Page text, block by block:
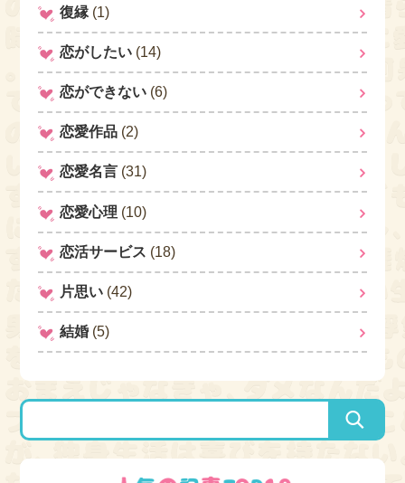
復縁 (1)
恋がしたい (14)
恋ができない (6)
恋愛作品 (2)
恋愛名言 (31)
恋愛心理 (10)
恋活サービス (18)
片思い (42)
結婚 (5)